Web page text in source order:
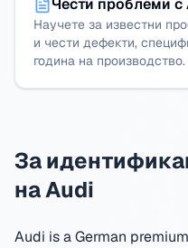
Чести проблеми с
Научете за известни
и чести дефекти,
година на производство.
За
на Audi
Audi is a German